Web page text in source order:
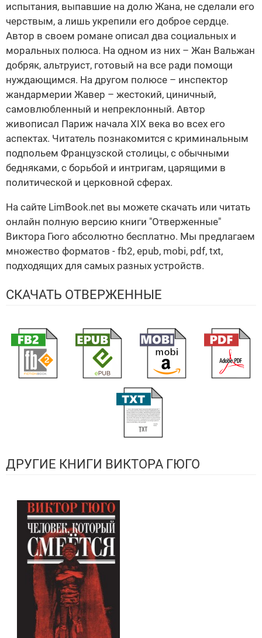
испытания, выпавшие на долю Жана, не сделали его
черствым, а лишь укрепили его доброе сердце.
Автор в своем романе описал два социальных и
моральных полюса. На одном из них – Жан Вальжан
добряк, альтруист, готовый на все ради помощи
нуждающимся. На другом полюсе – инспектор
жандармерии Жавер – жестокий, циничный,
самовлюбленный и непреклонный. Автор
живописал Париж начала XIX века во всех его
аспектах. Читатель познакомится с криминальным
подпольем Французской столицы, с обычными
бедняками, с борьбой и интригам, царящими в
политической и церковной сферах.
На сайте LimBook.net вы можете скачать или читать
онлайн полную версию книги "Отверженные"
Виктора Гюго абсолютно бесплатно. Мы предлагаем
множество форматов - fb2, epub, mobi, pdf, txt,
подходящих для самых разных устройств.
СКАЧАТЬ ОТВЕРЖЕННЫЕ
ДРУГИЕ КНИГИ ВИКТОРА ГЮГО